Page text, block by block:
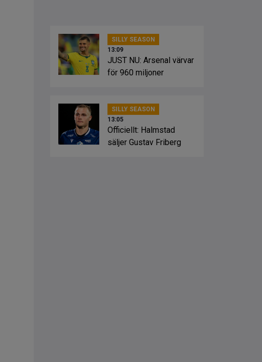
SILLY SEASON
13:09
JUST NU: Arsenal värvar
för 960 miljoner
SILLY SEASON
13:05
Officiellt: Halmstad
säljer Gustav Friberg